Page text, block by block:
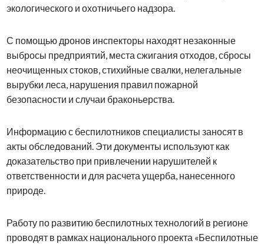
экологического и охотничьего надзора.
С помощью дронов инспекторы находят незаконные
выбросы предприятий, места сжигания отходов, сбросы
неочищенных стоков, стихийные свалки, нелегальные
вырубки леса, нарушения правил пожарной
безопасности и случаи браконьерства.
Информацию с беспилотников специалисты заносят в
акты обследований. Эти документы используют как
доказательство при привлечении нарушителей к
ответственности и для расчета ущерба, нанесенного
природе.
Работу по развитию беспилотных технологий в регионе
проводят в рамках национального проекта «Беспилотные